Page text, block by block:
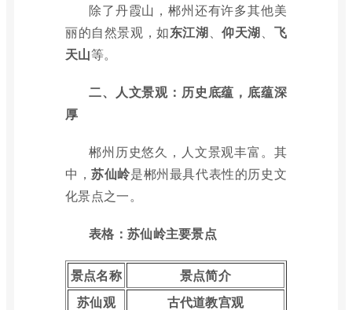
除了丹霞山，郴州还有许多其他美
丽的自然景观，如东江湖、仰天湖、 飞
天山等。
二、人文景观：历史底蕴，底蕴深
厚
郴州历史悠久，人文景观丰富。其
中，苏仙岭是郴州最具代表性的历史文
化景点之一。
表格：苏仙岭主要景点
景点名称
景点简介
苏仙观
古代道教宫观